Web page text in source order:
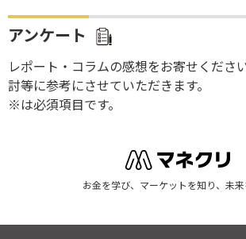
アンケート
レポート・コラムの感想をお寄せくださ
討等に参考にさせていただきます。
※は必須項目です。
お金を学び、マーケットを知り、未来